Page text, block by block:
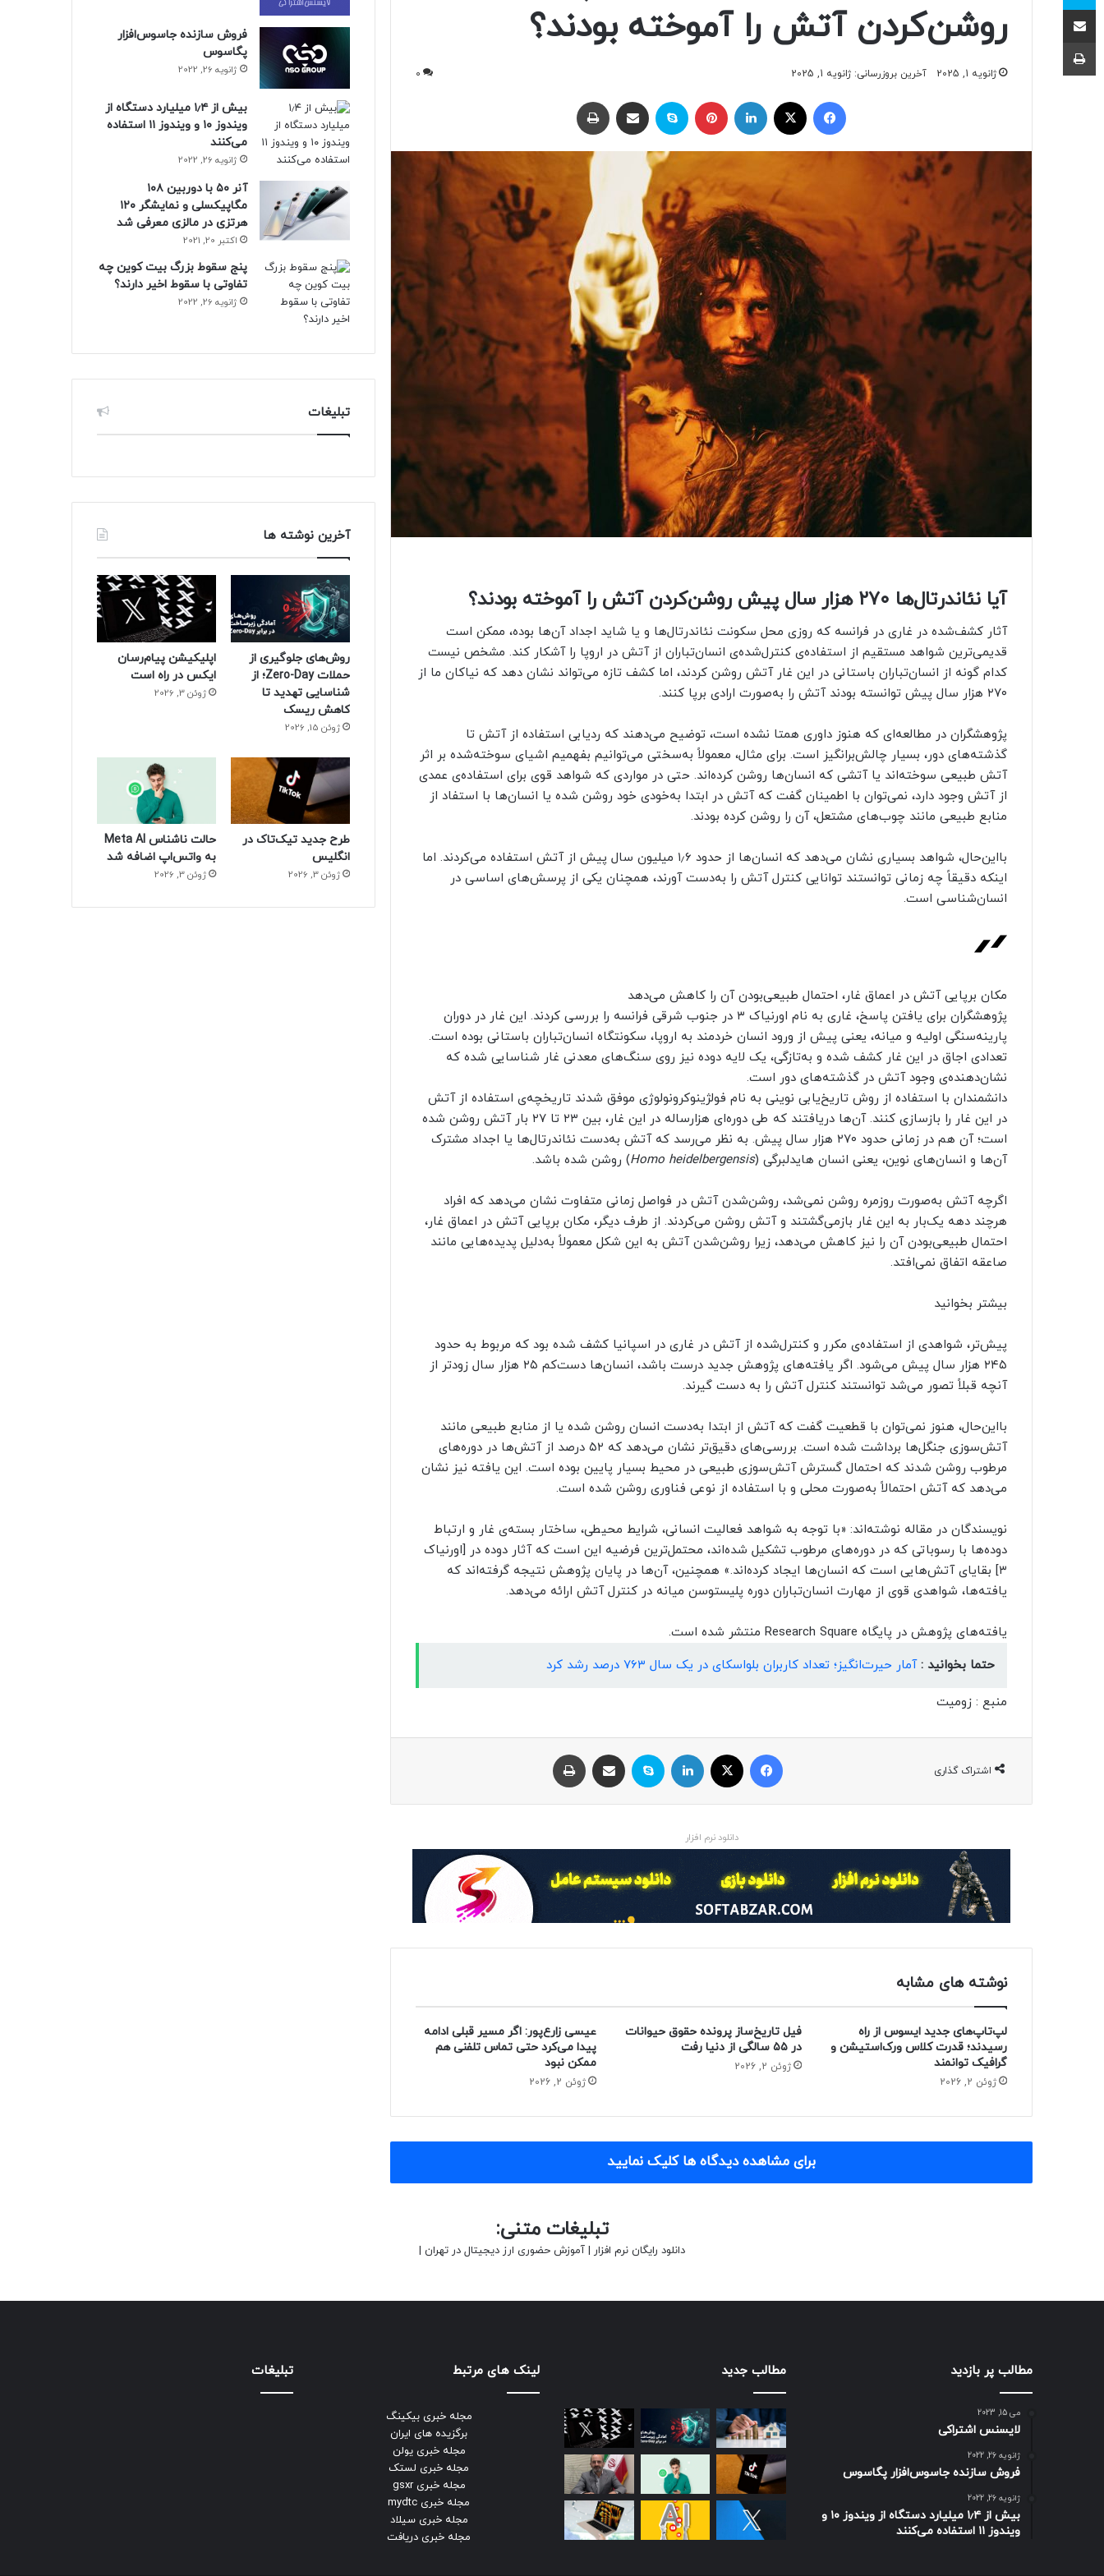
روشن‌کردن آتش را آموخته بودند؟
ژانویه 1, 2025 آخرین بروزرسانی: ژانویه 1, 2025 0
ایکس
آیا نئاندرتال‌ها ۲۷۰ هزار سال پیش روشن‌کردن آتش را آموخته بودند؟
آثار کشف‌شده در غاری در فرانسه که روزی محل سکونت نئاندرتال‌ها و یا شاید اجداد آن‌ها بوده، ممکن است
قدیمی‌ترین شواهد مستقیم از استفاده‌‌ی کنترل‌شده‌ی انسان‌تباران از آتش در اروپا را آشکار کند. مشخص نیست
کدام گونه از انسان‌تباران باستانی در این غار آتش روشن کردند، اما کشف تازه می‌تواند نشان دهد که نیاکان ما از
۲۷۰ هزار سال پیش توانسته بودند آتش را به‌صورت ارادی برپا کنند.
پژوهشگران در مطالعه‌ای که هنوز داوری همتا نشده است، توضیح می‌دهند که ردیابی استفاده از آتش تا
گذشته‌های دور، بسیار چالش‌برانگیز است. برای مثال، معمولاً به‌سختی می‌توانیم بفهمیم اشیای سوخته‌شده بر اثر
آتش طبیعی سوخته‌اند یا آتشی که انسان‌ها روشن کرده‌اند. حتی در مواردی که شواهد قوی برای استفاده‌ی عمدی
از آتش وجود دارد، نمی‌توان با اطمینان گفت که آتش در ابتدا به‌خود‌ی خود روشن شده یا انسان‌ها با استفاد از
منابع طبیعی مانند چوب‌های مشتعل، آن را روشن کرده بودند.
بااین‌حال، شواهد بسیاری نشان می‌دهد که انسان‌ها از حدود ۱٫۶ میلیون سال پیش از آتش استفاده می‌کردند. اما
اینکه دقیقاً چه زمانی توانستند توانایی کنترل آتش را به‌دست آورند، همچنان یکی از پرسش‌های اساسی در
انسان‌شناسی است.
مکان برپایی آتش در اعماق غار، احتمال طبیعی‌بودن آن را کاهش می‌دهد
پژوهشگران برای یافتن پاسخ، غاری به نام اورنیاک ۳ در جنوب شرقی فرانسه را بررسی کردند. این غار در دوران
پارینه‌سنگی اولیه و میانه، یعنی پیش از ورود انسان خردمند به اروپا، سکونتگاه انسان‌تباران باستانی بوده است.
تعدادی اجاق در این غار کشف شده و به‌تازگی، یک لایه دوده نیز روی سنگ‌های معدنی غار شناسایی شده که
نشان‌دهنده‌ی وجود آتش در گذشته‌های دور است.
دانشمندان با استفاده از روش تاریخ‌یابی نوینی به نام فولژینوکرونولوژی موفق شدند تاریخچه‌ی استفاده از آتش
در این غار را بازسازی کنند. آن‌ها دریافتند که طی دوره‌ای هزارساله در این غار، بین ۲۳ تا ۲۷ بار آتش روشن شده
است؛ آن هم در زمانی حدود ۲۷۰ هزار سال پیش. به نظر می‌رسد که آتش به‌دست نئاندرتال‌ها یا اجداد مشترک
آن‌ها و انسان‌های نوین، یعنی انسان هایدلبرگی (Homo heidelbergensis) روشن شده باشد.
اگرچه آتش به‌صورت روزمره روشن نمی‌شد، روشن‌شدن آتش در فواصل زمانی متفاوت نشان می‌دهد که افراد
هرچند دهه یک‌بار به این غار بازمی‌گشتند و آتش روشن می‌کردند. از طرف دیگر، مکان برپایی آتش در اعماق غار،
احتمال طبیعی‌بودن آن را نیز کاهش می‌دهد، زیرا روشن‌شدن آتش به این شکل معمولاً به‌دلیل پدیده‌هایی مانند
صاعقه اتفاق نمی‌افتد.
بیشتر بخوانید
پیش‌تر، شواهدی از استفاده‌ی مکرر و کنترل‌شده از آتش در غاری در اسپانیا کشف شده بود که مربوط به حدود
۲۴۵ هزار سال پیش می‌شود. اگر یافته‌های پژوهش جدید درست باشد، انسان‌ها دست‌کم ۲۵ هزار سال زودتر از
آنچه قبلاً تصور می‌شد توانستند کنترل آتش را به دست گیرند.
بااین‌حال، هنوز نمی‌توان با قطعیت گفت که آتش از ابتدا به‌دست انسان روشن شده یا از منابع طبیعی مانند
آتش‌سوزی جنگل‌ها برداشت شده است. بررسی‌های دقیق‌تر نشان می‌دهد که ۵۲ درصد از آتش‌ها در دوره‌های
مرطوب روشن شدند که احتمال گسترش آتش‌سوزی طبیعی در محیط بسیار پایین بوده است. این یافته نیز نشان
می‌دهد که آتش احتمالاً به‌صورت محلی و با استفاده از نوعی فناوری روشن شده است.
نویسندگان در مقاله نوشته‌اند: «با توجه به شواهد فعالیت انسانی، شرایط محیطی، ساختار بسته‌ی غار و ارتباط
دوده‌ها با رسوباتی که در دوره‌های مرطوب تشکیل شده‌اند، محتمل‌ترین فرضیه این است که آثار دوده در [اورنیاک
۳] بقایای آتش‌هایی است که انسان‌ها ایجاد کرده‌اند.» همچنین، آن‌ها در پایان پژوهش نتیجه گرفته‌اند که
یافته‌ها، شواهدی قوی از مهارت انسان‌تباران دوره پلیستوسن میانه در کنترل آتش ارائه می‌دهد.
یافته‌های پژوهش در پایگاه Research Square منتشر شده است.
حتما بخوانید :آمار حیرت‌انگیز؛ تعداد کاربران بلواسکای در یک سال ۷۶۳ درصد رشد کرد
منبع : زومیت
اشتراک گذاری
ایکس
دانلود نرم افزار
نوشته های مشابه
لپ‌تاپ‌های جدید ایسوس از راه
رسیدند؛ قدرت کلاس ورک‌استیشن و
گرافیک توانمند
ژوئن 2, 2026
فیل تاریخ‌ساز پرونده حقوق حیوانات
در ۵۵ سالگی از دنیا رفت
ژوئن 2, 2026
عیسی زارع‌پور: اگر مسیر قبلی ادامه
پیدا می‌کرد حتی تماس تلفنی هم
ممکن نبود
ژوئن 2, 2026
برای مشاهده دیدگاه ها کلیک نمایید
فروش سازنده جاسوس‌افزار
پگاسوس
ژانویه 26, 2022
بیش از ۱٫۴ میلیارد دستگاه از
ویندوز ۱۰ و ویندوز ۱۱ استفاده
می‌کنند
ژانویه 26, 2022
آنر ۵۰ با دوربین ۱۰۸
مگاپیکسلی و نمایشگر ۱۲۰
هرتزی در مالزی معرفی شد
اکتبر 20, 2021
پنج سقوط بزرگ بیت کوین چه
تفاوتی با سقوط اخیر دارند؟
ژانویه 26, 2022
تبلیغات
آخرین نوشته ها
روش‌های جلوگیری از
حملات Zero-Day؛ از
شناسایی تهدید تا
کاهش ریسک
ژوئن 15, 2026
اپلیکیشن پیام‌رسان
ایکس در راه است
ژوئن 3, 2026
طرح جدید تیک‌تاک در
انگلیس
ژوئن 3, 2026
حالت ناشناس Meta AI
به واتس‌اپ اضافه شد
ژوئن 3, 2026
تبلیغات متنی:
دانلود رایگان نرم افزار آموزش حضوری ارز دیجیتال در تهران
مطالب پر بازدید
می 15, 2023
لایسنس اشتراکی
ژانویه 26, 2022
فروش سازنده جاسوس‌افزار پگاسوس
ژانویه 26, 2022
بیش از ۱٫۴ میلیارد دستگاه از ویندوز ۱۰ و
ویندوز ۱۱ استفاده می‌کنند
مطالب جدید لینک های مرتبط
مجله خبری بیکینگ
برگزیده های ایران
مجله خبری یولن
مجله خبری لستک
مجله خبری gsxr
مجله خبری mydtc
مجله خبری سیلاد
مجله خبری دریافت
تبلیغات